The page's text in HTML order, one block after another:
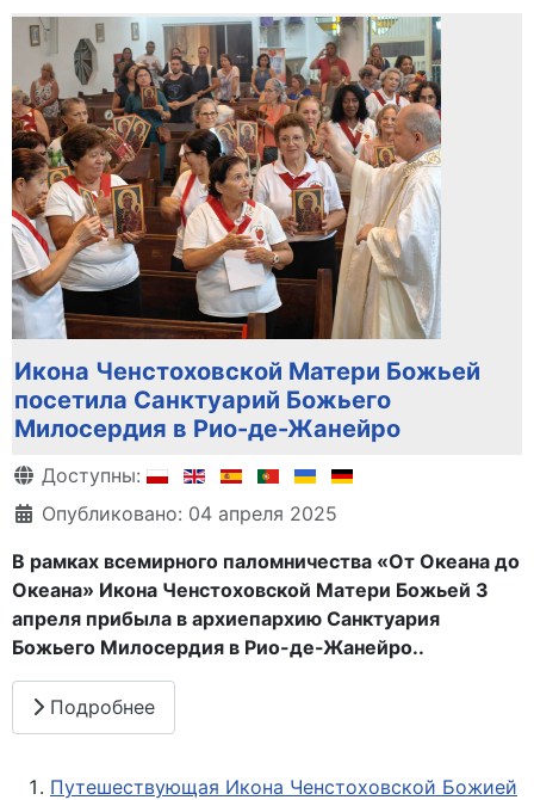
Икона Ченстоховской Матери Божьей
посетила Санктуарий Божьего
Милосердия в Рио-де-Жанейро
Информация о материале
Доступны:
Опубликовано: 04 апреля 2025
В рамках всемирного паломничества «От Океана до
Океана» Икона Ченстоховской Матери Божьей 3
апреля прибыла в архиепархию Санктуария
Божьего Милосердия в Рио-де-Жанейро..
Подробнее
Путешествующая Икона Ченстоховской Божией